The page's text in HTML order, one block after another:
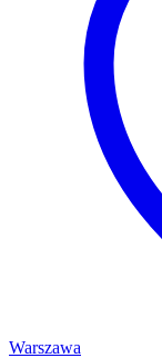
Warszawa